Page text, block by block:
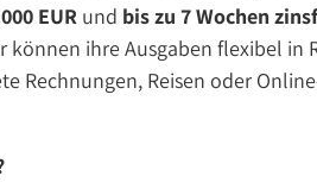
EUR und bis zu 7 Wochen
können ihre Ausgaben flexibel in
Rechnungen, Reisen oder